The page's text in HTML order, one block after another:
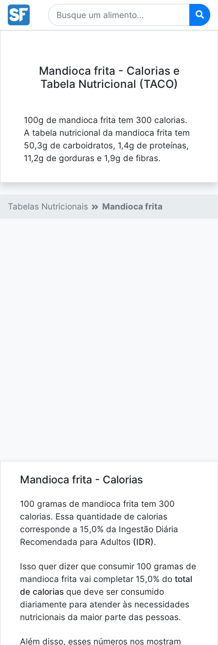
Mandioca frita - Calorias e
Tabela Nutricional (TACO)
100g de mandioca frita tem 300 calorias.
A tabela nutricional da mandioca frita tem
50,3g de carboidratos, 1,4g de proteínas,
11,2g de gorduras e 1,9g de fibras.
Tabelas Nutricionais Mandioca frita
Mandioca frita - Calorias
100 gramas de mandioca frita tem 300
calorias. Essa quantidade de calorias
corresponde a 15,0% da Ingestão Diária
Recomendada para Adultos (IDR).
Isso quer dizer que consumir 100 gramas de
mandioca frita vai completar 15,0% do total
de calorias que deve ser consumido
diariamente para atender às necessidades
nutricionais da maior parte das pessoas.
Além disso, esses números nos mostram